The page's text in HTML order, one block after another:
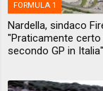
FORMULA 1
Nardella, sindaco
"Praticamente certo
secondo GP in Italia"